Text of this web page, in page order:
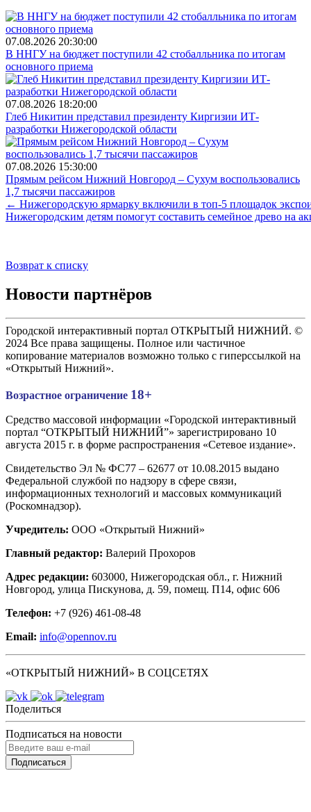
07.08.2026 20:30:00
В ННГУ на бюджет поступили 42 стобалльника по итогам
основного приема
07.08.2026 18:20:00
Глеб Никитин представил президенту Киргизии ИТ-
разработки Нижегородской области
07.08.2026 15:30:00
Прямым рейсом Нижний Новгород – Сухум воспользовались
1,7 тысячи пассажиров
← Нижегородскую ярмарку включили в топ-5 площадок
Нижегородским детям помогут составить семейное древо на
Возврат к списку
Новости партнёров
Городской интерактивный портал ОТКРЫТЫЙ НИЖНИЙ. ©
2024 Все права защищены. Полное или частичное
копирование материалов возможно только с гиперссылкой на
«Открытый Нижний».
Возрастное ограничение 18+
Средство массовой информации «Городской интерактивный
портал “ОТКРЫТЫЙ НИЖНИЙ”» зарегистрировано 10
августа 2015 г. в форме распространения «Сетевое издание».
Свидетельство Эл № ФС77 – 62677 от 10.08.2015 выдано
Федеральной службой по надзору в сфере связи,
информационных технологий и массовых коммуникаций
(Роскомнадзор).
Учредитель: ООО «Открытый Нижний»
Главный редактор: Валерий Прохоров
Адрес редакции: 603000, Нижегородская обл., г. Нижний
Новгород, улица Пискунова, д. 59, помещ. П14, офис 606
Телефон: +7 (926) 461-08-48
Email: info@opennov.ru
«ОТКРЫТЫЙ НИЖНИЙ» В СОЦСЕТЯХ
Поделиться
Подписаться на новости
Подписаться